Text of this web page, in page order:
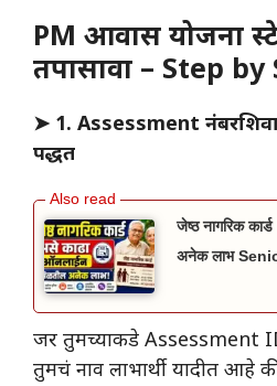
PM आवास योजना
तपासावा – Step by
➤ 1. Assessment
पद्धत
जेष्ठ नागरिक
अनेक लाभ
जर तुमच्याकडे Assessment
तुमचं नाव लाभार्थी यादीत आहे